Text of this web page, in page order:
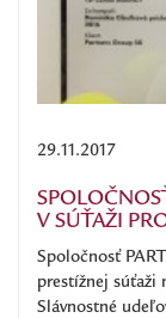
29.11.2017
V SÚŤAŽI
Spoločnosť
prestížnej súťaži
Slávnostné